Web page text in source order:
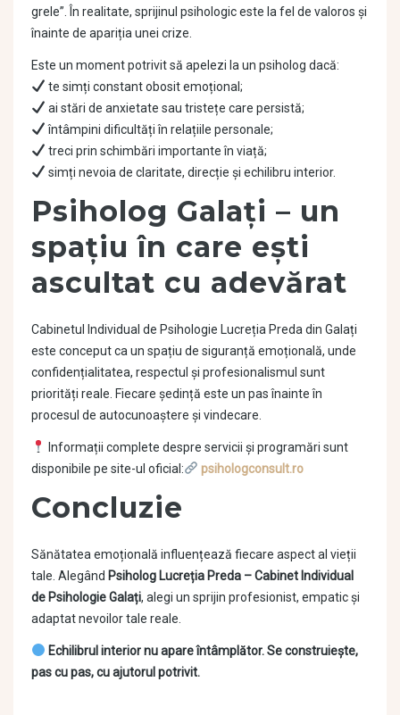
grele”. În realitate, sprijinul psihologic este la fel de valoros și
înainte de apariția unei crize.
Este un moment potrivit să apelezi la un psiholog dacă:
te simți constant obosit emoțional;
ai stări de anxietate sau tristețe care persistă;
întâmpini dificultăți în relațiile personale;
treci prin schimbări importante în viață;
simți nevoia de claritate, direcție și echilibru interior.
Psiholog Galați – un
spațiu în care ești
ascultat cu adevărat
Cabinetul Individual de Psihologie Lucreția Preda din Galați
este conceput ca un spațiu de siguranță emoțională, unde
confidențialitatea, respectul și profesionalismul sunt
priorități reale. Fiecare ședință este un pas înainte în
procesul de autocunoaștere și vindecare.
Informații complete despre servicii și programări sunt
disponibile pe site-ul oficial:
psihologconsult.ro
Concluzie
Sănătatea emoțională influențează fiecare aspect al vieții
tale. Alegând Psiholog Lucreția Preda – Cabinet Individual
de Psihologie Galați, alegi un sprijin profesionist, empatic și
adaptat nevoilor tale reale.
Echilibrul interior nu apare întâmplător. Se construiește,
pas cu pas, cu ajutorul potrivit.